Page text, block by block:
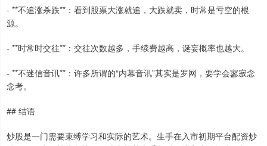
- **不追涨杀跌**：看到股票大涨就追，大跌就卖，时常是亏空的根
源。
- **时常时交往**：交往次数越多，手续费越高，诞妄概率也越大。
- **不迷信音讯**：许多所谓的“内幕音讯”其实是罗网，要学会寥寂念
念考。
## 结语
炒股是一门需要束缚学习和实际的艺术。生手在入市初期平台配资炒